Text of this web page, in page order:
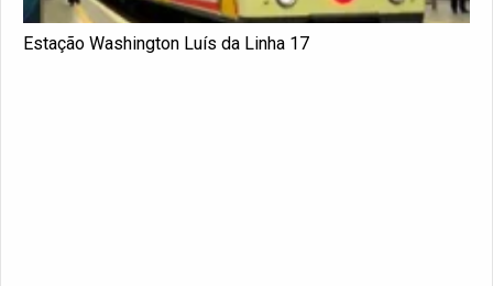
Estação Washington Luís da Linha 17